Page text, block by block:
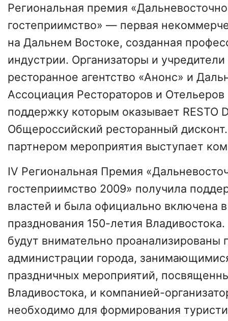
Региональная премия
гостеприимство» — первая
на Дальнем Востоке, созданная
индустрии. Организаторы и
ресторанное агентство «Анонс» и
Ассоциация Рестораторов и
поддержку которым оказывает RESTO
Общероссийский ресторанный
партнером мероприятия выступает
IV Региональная Премия
гостеприимство 2009» получила
властей и была официально включена
празднования 150-летия
будут внимательно проанализированы
администрации города,
праздничных мероприятий,
Владивостока, и компанией-
необходимо для формирования